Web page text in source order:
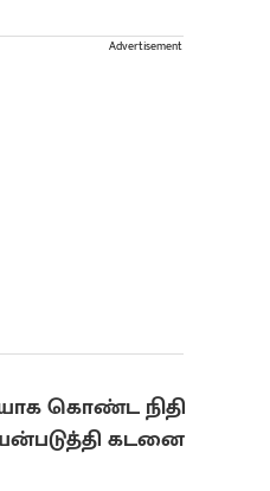
Advertisement
கொண்ட நிதி
கடனை